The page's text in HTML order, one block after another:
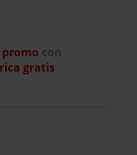
promo con
gratis